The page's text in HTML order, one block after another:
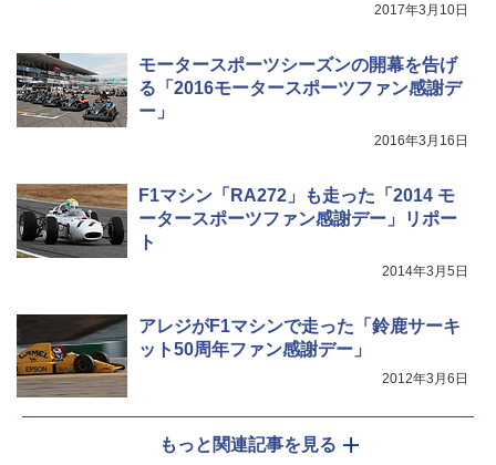
2017年3月10日
モータースポーツシーズンの開幕を告げ
る「2016モータースポーツファン感謝デ
ー」
2016年3月16日
F1マシン「RA272」も走った「2014 モ
ータースポーツファン感謝デー」リポー
ト
2014年3月5日
アレジがF1マシンで走った「鈴鹿サーキ
ット50周年ファン感謝デー」
2012年3月6日
もっと関連記事を見る